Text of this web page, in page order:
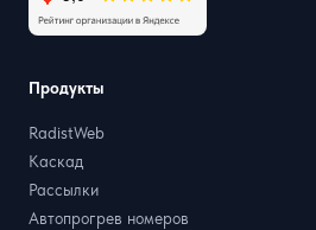
Продукты
RadistWeb
Каскад
Рассылки
Автопрогрев номеров